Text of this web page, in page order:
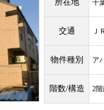
所在地 千
交通 Ｊ
物件種別 ア
階数/構造 2